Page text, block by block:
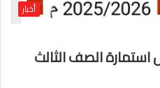
أخبار
استمارة الصف الثالث